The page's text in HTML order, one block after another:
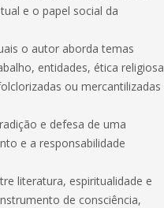
e o papel social da
o autor aborda temas
entidades, ética religiosa
ou mercantilizadas
e defesa de uma
e a responsabilidade
literatura, espiritualidade e
de consciência,